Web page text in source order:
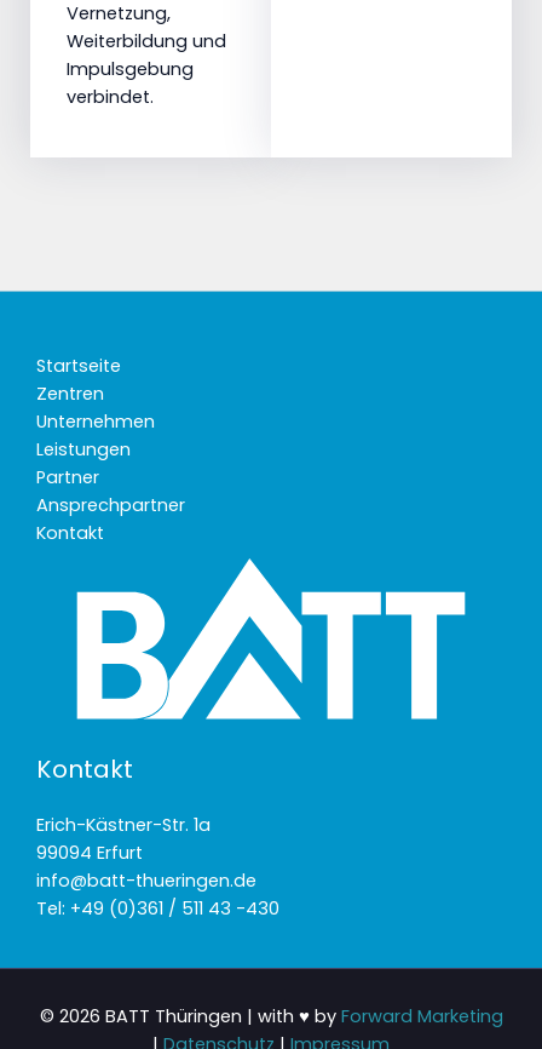
Vernetzung,
Weiterbildung und
Impulsgebung
verbindet.
Startseite
Zentren
Unternehmen
Leistungen
Partner
Ansprechpartner
Kontakt
Kontakt
Erich-Kästner-Str. 1a
99094 Erfurt
info@batt-thueringen.de
Tel: +49 (0)361 / 511 43 -430
© 2026 BATT Thüringen | with ♥ by Forward Marketing